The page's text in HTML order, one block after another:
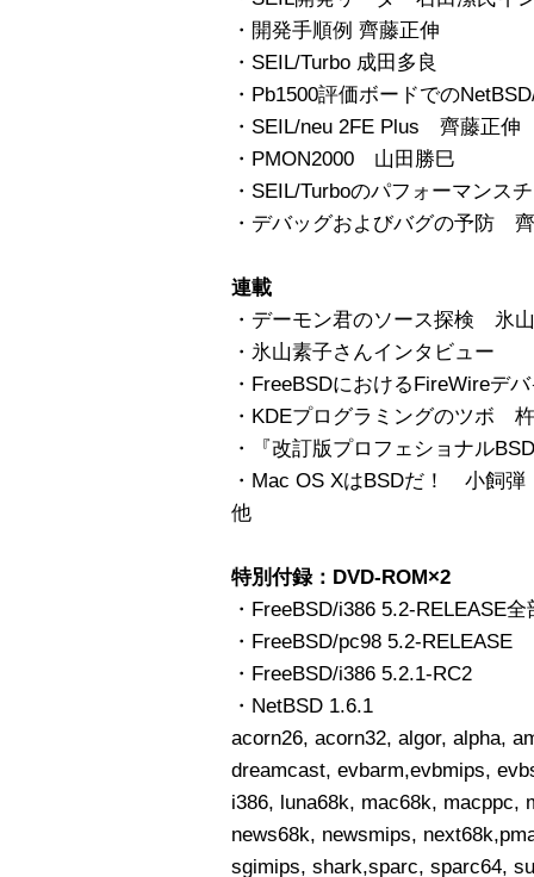
・開発手順例 齊藤正伸
・SEIL/Turbo 成田多良
・Pb1500評価ボードでの
・SEIL/neu 2FE Plus 齊藤正伸
・PMON2000 山田勝巳
・SEIL/Turboのパフォーマン
・デバッグおよびバグの予防
連載
・デーモン君のソース探検 氷
・氷山素子さんインタビュー
・FreeBSDにおけるFireWireデ
・KDEプログラミングのツボ
・『改訂版プロフェショナル
・Mac OS XはBSDだ！ 小飼弾
他
特別付録：DVD-ROM×2
・FreeBSD/i386 5.2-RELEASE
・FreeBSD/pc98 5.2-RELEASE
・FreeBSD/i386 5.2.1-RC2
・NetBSD 1.6.1
acorn26, acorn32, algor, alpha,
dreamcast, evbarm,evbmips,
i386, luna68k, mac68k, macppc,
news68k, newsmips,
sgimips, shark,sparc, sparc64,